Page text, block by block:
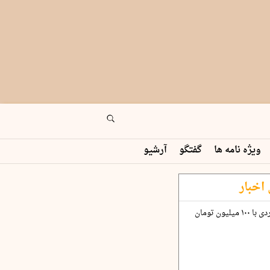
ویژه نامه ها گفتگو آرشیو
چگونه قرارداد ۱۰۰ میلیاردی با ۱۰۰ میلیون تومان